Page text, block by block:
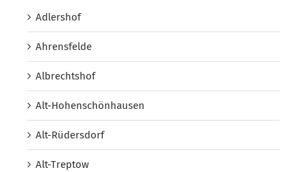
Adlershof
Ahrensfelde
Albrechtshof
Alt-Hohenschönhausen
Alt-Rüdersdorf
Alt-Treptow